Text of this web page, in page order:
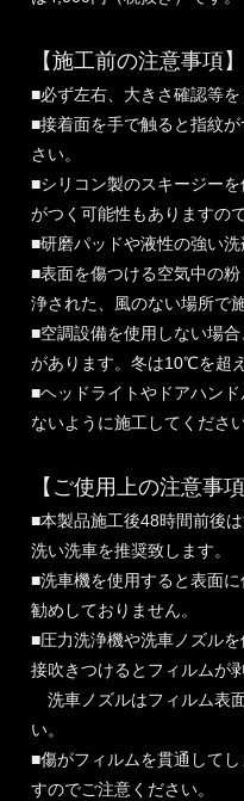
【施工前の注意事項】
■必ず左右、大きさ確認等を
■接着面を手で触ると指紋
さい。
■シリコン製のスキージー
がつく可能性もありますの
■研磨パッドや液性の強い洗
■表面を傷つける空気中の
浄された、風のない場所で
■空調設備を使用しない場
があります。冬は10℃を超
■ヘッドライトやドアハン
ないように施工してください
【ご使用上の注意事項
■本製品施工後48時間前後
洗い洗車を推奨致します。
■洗車機を使用すると表面
勧めしておりません。
■圧力洗浄機や洗車ノズル
接吹きつけるとフィルムが
洗車ノズルはフィルム表
い。
■傷がフィルムを貫通して
すのでご注意ください。